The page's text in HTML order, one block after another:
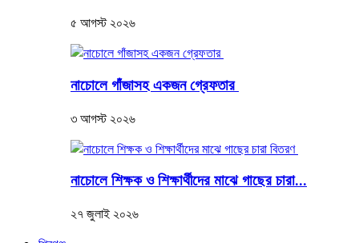
৫ আগস্ট ২০২৬
নাচোলে গাঁজাসহ একজন গ্রেফতার
৩ আগস্ট ২০২৬
নাচোলে শিক্ষক ও শিক্ষার্থীদের মাঝে গাছের চারা...
২৭ জুলাই ২০২৬